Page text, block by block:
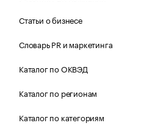
Статьи о бизнесе
Словарь PR и маркетинга
Каталог по ОКВЭД
Каталог по регионам
Каталог по категориям